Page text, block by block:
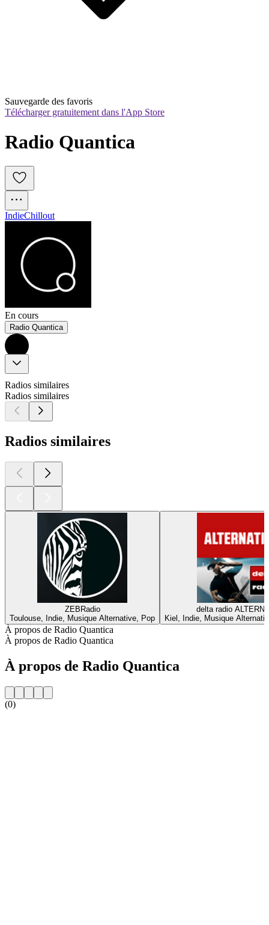
Sauvegarde des favoris
Télécharger gratuitement dans l'App Store
Radio Quantica
IndieChillout
En cours
Radio Quantica
Radios similaires
Radios similaires
Radios similaires
ZEBRadio
Toulouse, Indie, Musique Alternative, Pop
delta radio
Kiel, Indie, Musique
À propos de Radio Quantica
À propos de Radio Quantica
À propos de Radio Quantica
(0)